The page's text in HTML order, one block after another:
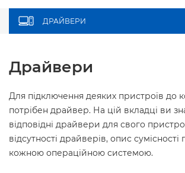
ДРАЙВЕРИ
Драйвери
Для підключення деяких пристроїв до
потрібен драйвер. На цій вкладці ви
відповідні драйвери для свого
відсутності драйверів, опис
кожною операційною системою.